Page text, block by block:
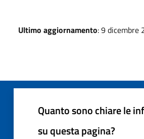
Ultimo aggiornamento: 9 dicembre
Quanto sono chiare le
su questa pagina?